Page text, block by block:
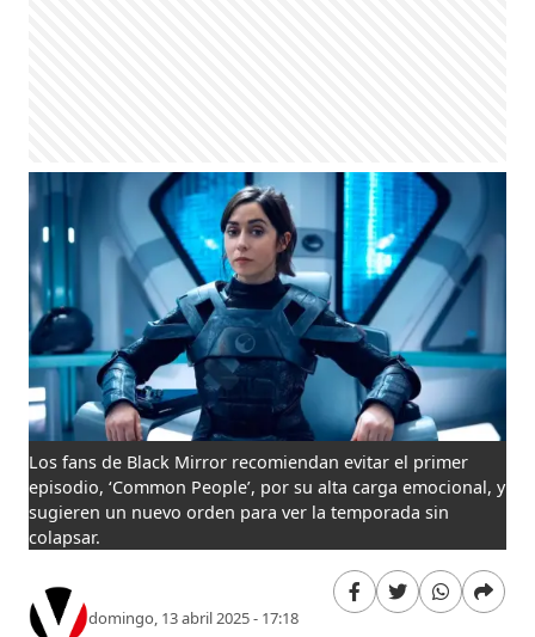
Los fans de Black Mirror recomiendan evitar el primer
episodio, ‘Common People’, por su alta carga emocional, y
sugieren un nuevo orden para ver la temporada sin
colapsar.
domingo, 13 abril 2025 - 17:18